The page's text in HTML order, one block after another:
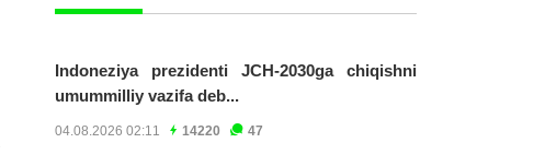
Indoneziya prezidenti JCH-2030ga chiqishni
umummilliy vazifa deb...
04.08.2026 02:11 14220 47